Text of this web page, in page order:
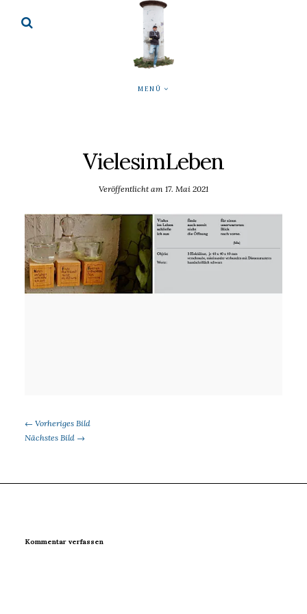
MENÜ
VielesimLeben
Veröffentlicht am 17. Mai 2021
← Vorheriges Bild
Nächstes Bild →
Kommentar verfassen